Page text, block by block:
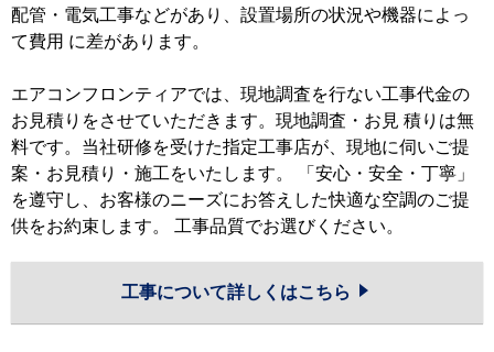
配管・電気工事などがあり、設置場所の状況や機器によっ
て費用 に差があります。
エアコンフロンティアでは、現地調査を行ない工事代金の
お見積りをさせていただきます。現地調査・お見 積りは無
料です。当社研修を受けた指定工事店が、現地に伺いご提
案・お見積り・施工をいたします。 「安心・安全・丁寧」
を遵守し、お客様のニーズにお答えした快適な空調のご提
供をお約束します。 工事品質でお選びください。
工事について詳しくはこちら